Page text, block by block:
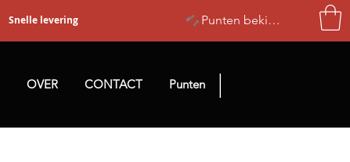
Snelle levering Punten bekijken
OVER CONTACT Punten